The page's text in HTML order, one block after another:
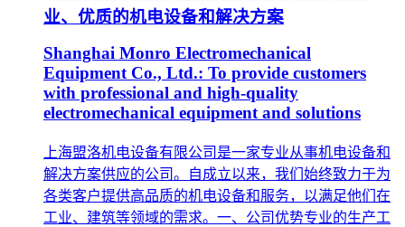
业、优质的机电设备和解决方案
Shanghai Monro Electromechanical
Equipment Co., Ltd.: To provide customers
with professional and high-quality
electromechanical equipment and solutions
上海盟洛机电设备有限公司是一家专业从事机电设备和
解决方案供应的公司。自成立以来，我们始终致力于为
各类客户提供高品质的机电设备和服务，以满足他们在
工业、建筑等领域的需求。一、公司优势专业的生产工